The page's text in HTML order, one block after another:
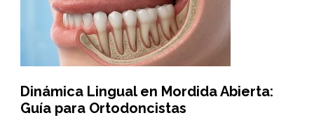
Dinámica Lingual en Mordida Abierta:
Guía para Ortodoncistas